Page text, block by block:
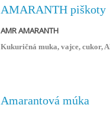
AMARANTH piškoty
AMR AMARANTH
Kukuričná muka, vajce, cukor,
Amarantová múka